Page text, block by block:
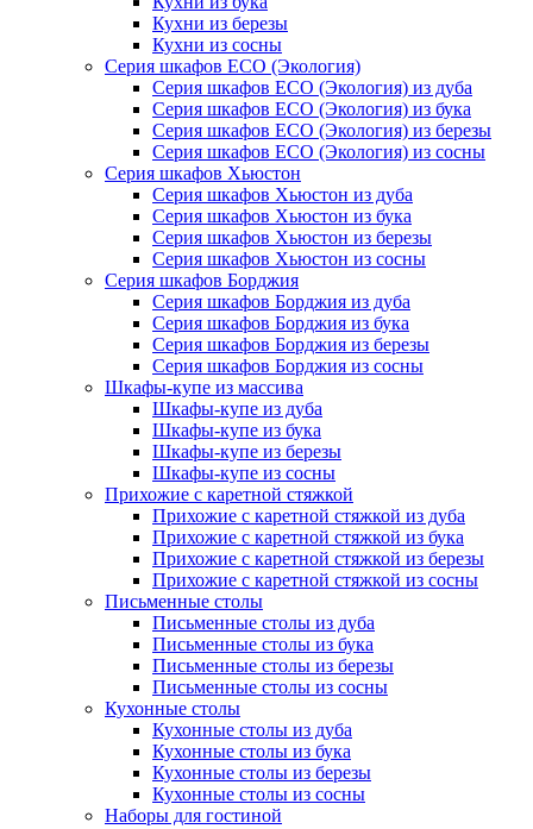
Кухни из березы
Кухни из сосны
Серия шкафов ECO (Экология)
Серия шкафов ECO (Экология) из дуба
Серия шкафов ECO (Экология) из бука
Серия шкафов ECO (Экология) из березы
Серия шкафов ECO (Экология) из сосны
Серия шкафов Хьюстон
Серия шкафов Хьюстон из дуба
Серия шкафов Хьюстон из бука
Серия шкафов Хьюстон из березы
Серия шкафов Хьюстон из сосны
Серия шкафов Борджия
Серия шкафов Борджия из дуба
Серия шкафов Борджия из бука
Серия шкафов Борджия из березы
Серия шкафов Борджия из сосны
Шкафы-купе из массива
Шкафы-купе из дуба
Шкафы-купе из бука
Шкафы-купе из березы
Шкафы-купе из сосны
Прихожие с каретной стяжкой
Прихожие с каретной стяжкой из дуба
Прихожие с каретной стяжкой из бука
Прихожие с каретной стяжкой из березы
Прихожие с каретной стяжкой из сосны
Письменные столы
Письменные столы из дуба
Письменные столы из бука
Письменные столы из березы
Письменные столы из сосны
Кухонные столы
Кухонные столы из дуба
Кухонные столы из бука
Кухонные столы из березы
Кухонные столы из сосны
Наборы для гостиной